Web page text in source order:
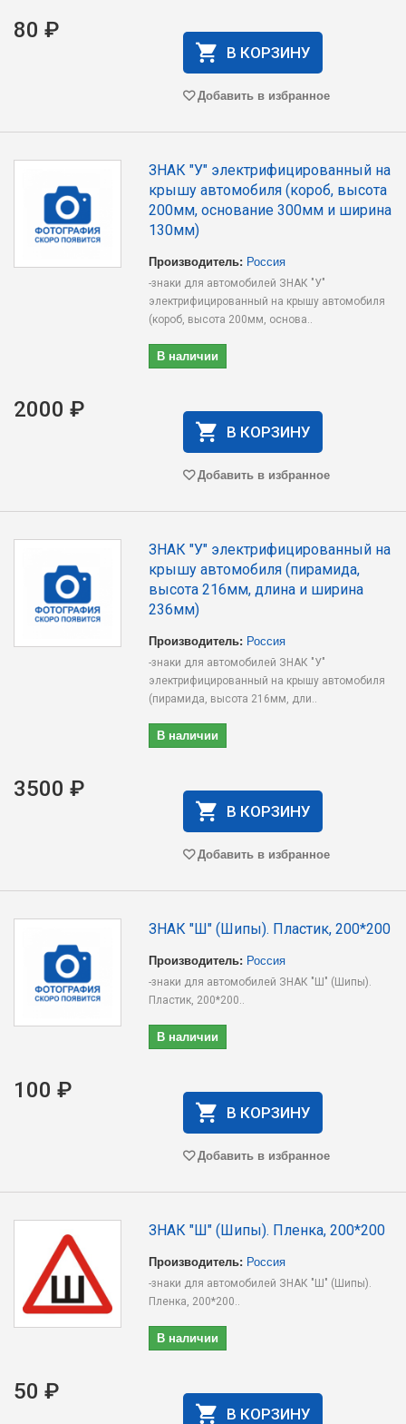
80 ₽
В КОРЗИНУ
Добавить в избранное
ЗНАК "У" электрифицированный на
крышу автомобиля (короб, высота
200мм, основание 300мм и ширина
130мм)
Производитель: Россия
-знаки для автомобилей ЗНАК "У"
электрифицированный на крышу автомобиля
(короб, высота 200мм, основа..
В наличии
2000 ₽
В КОРЗИНУ
Добавить в избранное
ЗНАК "У" электрифицированный на
крышу автомобиля (пирамида,
высота 216мм, длина и ширина
236мм)
Производитель: Россия
-знаки для автомобилей ЗНАК "У"
электрифицированный на крышу автомобиля
(пирамида, высота 216мм, дли..
В наличии
3500 ₽
В КОРЗИНУ
Добавить в избранное
ЗНАК "Ш" (Шипы). Пластик, 200*200
Производитель: Россия
-знаки для автомобилей ЗНАК "Ш" (Шипы).
Пластик, 200*200..
В наличии
100 ₽
В КОРЗИНУ
Добавить в избранное
ЗНАК "Ш" (Шипы). Пленка, 200*200
Производитель: Россия
-знаки для автомобилей ЗНАК "Ш" (Шипы).
Пленка, 200*200..
В наличии
50 ₽
В КОРЗИНУ